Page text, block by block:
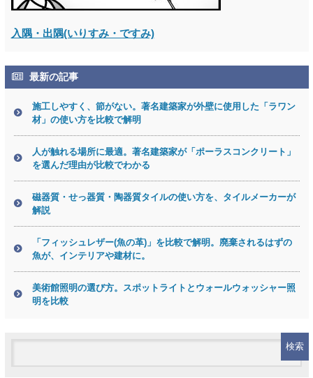
入隅・出隅(いりすみ・ですみ)
最新の記事
施工しやすく、節がない。著名建築家が外壁に使用した「ラワン
材」の使い方を比較で解明
人が触れる場所に最適。著名建築家が「ポーラスコンクリート」
を選んだ理由が比較でわかる
磁器質・せっ器質・陶器質タイルの使い方を、タイルメーカーが
解説
「フィッシュレザー(魚の革)」を比較で解明。廃棄されるはずの
魚が、インテリアや建材に。
美術館照明の選び方。スポットライトとウォールウォッシャー照
明を比較